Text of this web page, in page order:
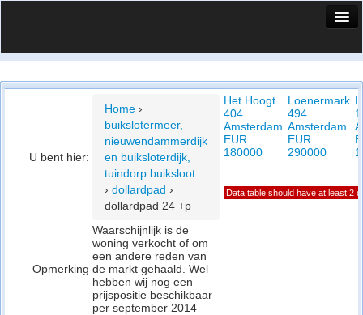
Vergelijk prijsposities - wijk
Info
U bent hier:
Home ›
buikslotermeer,
nieuwendammerdijk
en buiksloterdijk,
tuindorp buiksloot
› dollardpad ›
dollardpad 24 +p
Opmerking
Waarschijnlijk is de
woning verkocht of om
een andere reden van
de markt gehaald. Wel
hebben wij nog een
prijspositie beschikbaar
per september 2014
Het Hoogt
404
Amsterdam
EUR
180000
Loenermark
494
Amsterdam
EUR
290000
Data table should have at least 2